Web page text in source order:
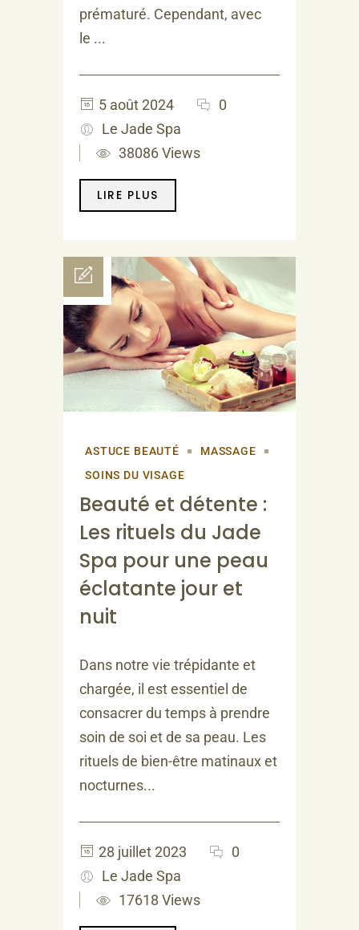
prématuré. Cependant, avec
le ...
5 août 2024
0
Le Jade Spa
38086 Views
LIRE PLUS
ASTUCE BEAUTÉ
MASSAGE
SOINS DU VISAGE
Beauté et détente :
Les rituels du Jade
Spa pour une peau
éclatante jour et
nuit
Dans notre vie trépidante et
chargée, il est essentiel de
consacrer du temps à prendre
soin de soi et de sa peau. Les
rituels de bien-être matinaux et
nocturnes...
28 juillet 2023
0
Le Jade Spa
17618 Views